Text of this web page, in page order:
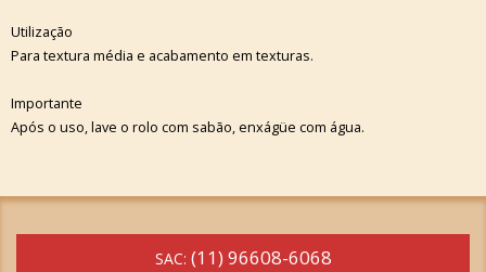
Utilização
Para textura média e acabamento em texturas.
Importante
Após o uso, lave o rolo com sabão, enxágüe com água.
SAC: (11) 96608-6068